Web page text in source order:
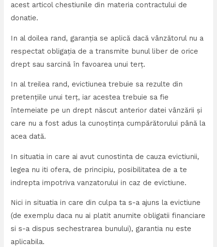
acest articol chestiunile din materia contractului de
donatie.
In al doilea rand, garanția se aplică dacă vânzătorul nu a
respectat obligația de a transmite bunul liber de orice
drept sau sarcină în favoarea unui terț.
In al treilea rand, evictiunea trebuie sa rezulte din
pretenţiile unui terţ, iar acestea trebuie sa fie
întemeiate pe un drept născut anterior datei vânzării şi
care nu a fost adus la cunoştinţa cumpărătorului până la
acea dată.
In situatia in care ai avut cunostinta de cauza evictiunii,
legea nu iti ofera, de principiu, posibilitatea de a te
indrepta impotriva vanzatorului in caz de evictiune.
Nici in situatia in care din culpa ta s-a ajuns la evictiune
(de exemplu daca nu ai platit anumite obligatii financiare
si s-a dispus sechestrarea bunului), garantia nu este
aplicabila.